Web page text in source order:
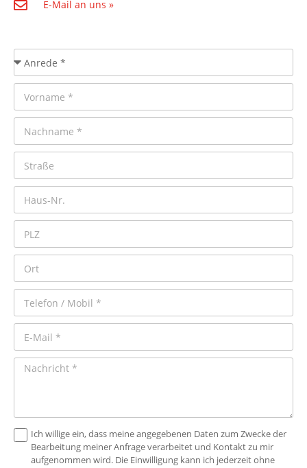
E-Mail an uns »
Ich willige ein, dass meine angegebenen Daten zum Zwecke der
Bearbeitung meiner Anfrage verarbeitet und Kontakt zu mir
aufgenommen wird. Die Einwilligung kann ich jederzeit ohne